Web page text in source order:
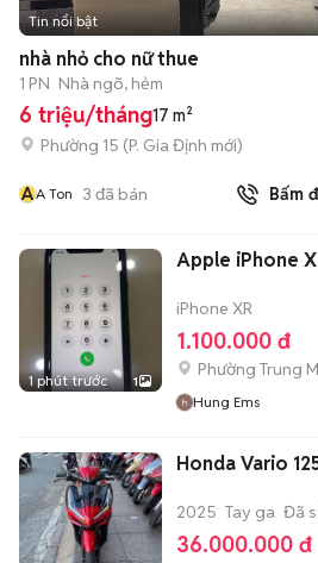
Tin nổi bật
nhà nhỏ cho nữ thue
1 PN Nhà ngõ, hẻm
6 triệu/tháng17 m²
Phường 15 (P. Gia Định mới)
AA Ton 3 đã bán Bấm
1 phút trước 1
Apple iPhone
iPhone XR
1.100.000 đ
Phường Trung
Hung Ems
Honda Vario
2025 Tay ga Đã
36.000.000 đ